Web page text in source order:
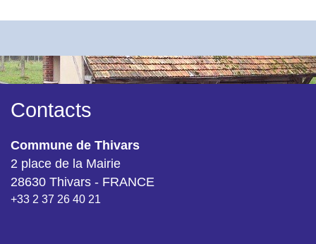
Contacts
Commune de Thivars
2 place de la Mairie
28630 Thivars - FRANCE
+33 2 37 26 40 21